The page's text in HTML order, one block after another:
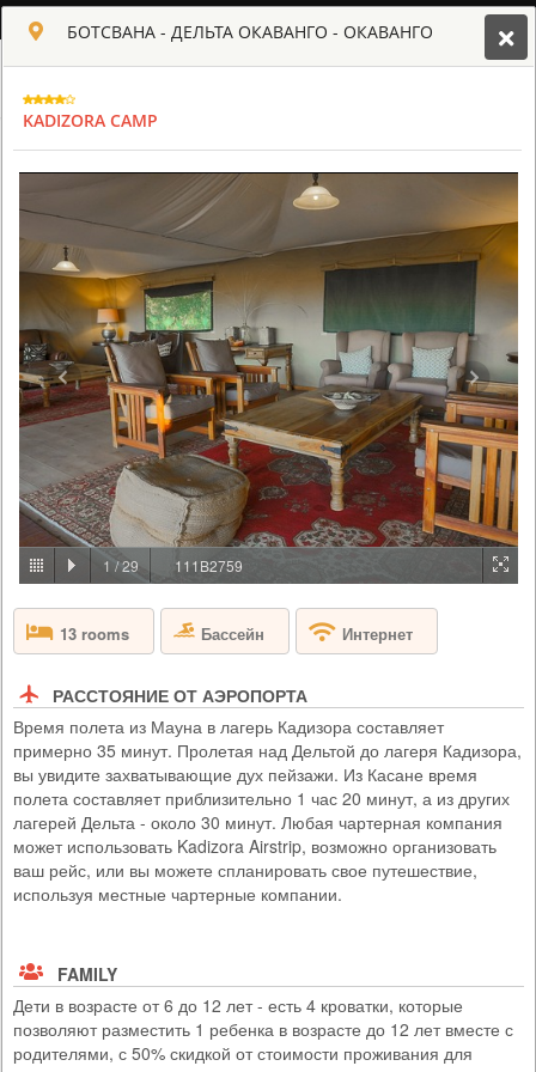
РУССКИЙ
БОТСВАНА
ABU CAMP
PRICE BY REQUEST
БОТСВАНА - ДЕЛЬТА ОКАВАНГО
Кемп Abu приглашает вас окунуться вас в величественный мир
африканских слонов. Станьте частью стада Абу и посмотрите на
сформируете крепкую эмоциональную связь со слонами, а также
обретете спокойствие и вдохновение, когда узнаете больше о
мерах достижения главной цели кемпа Abu - сохранения и
поддержания популяции слонов.
БОТСВАНА - ДЕЛЬТА ОКАВАНГО - ОКАВАНГО
KADIZORA CAMP
1 /29 111B2759
13 rooms Бассейн Интернет
РАССТОЯНИЕ ОТ АЭРОПОРТА
Время полета из Мауна в лагерь Кадизора составляет
примерно 35 минут. Пролетая над Дельтой до лагеря Кадизора,
вы увидите захватывающие дух пейзажи. Из Касане время
полета составляет приблизительно 1 час 20 минут, а из других
лагерей Дельта - около 30 минут. Любая чартерная компания
может использовать Kadizora Airstrip, возможно организовать
ваш рейс, или вы можете спланировать свое путешествие,
используя местные чартерные компании.
FAMILY
Дети в возрасте от 6 до 12 лет - есть 4 кроватки, которые
позволяют разместить 1 ребенка в возрасте до 12 лет вместе с
родителями, с 50% скидкой от стоимости проживания для